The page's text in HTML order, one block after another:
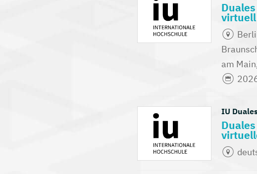
virtuell
am
IU